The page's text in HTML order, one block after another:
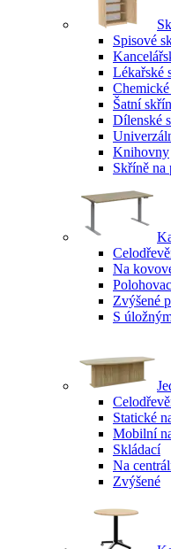
Spisové
Lékařské
Šatní
Dílenské
Knihovny
Skříně na
Na
Zvýšené
S
Statické
Mobilní
Skládací
Na
Zvýšené